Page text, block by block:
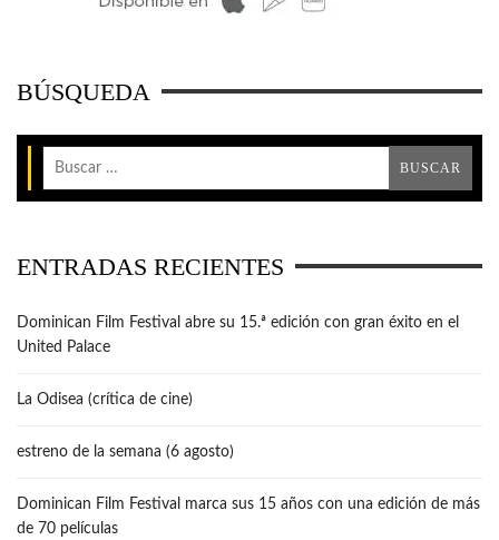
BÚSQUEDA
ENTRADAS RECIENTES
Dominican Film Festival abre su 15.ª edición con gran éxito en el
United Palace
La Odisea (crítica de cine)
estreno de la semana (6 agosto)
Dominican Film Festival marca sus 15 años con una edición de más
de 70 películas